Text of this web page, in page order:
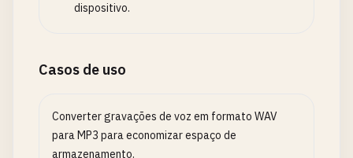
dispositivo.
Casos de uso
Converter gravações de voz em formato WAV
para MP3 para economizar espaço de
armazenamento.